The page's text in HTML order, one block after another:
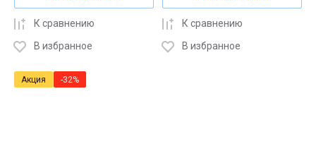
К сравнению
В избранное
К сравнению
В избранное
Акция -32%